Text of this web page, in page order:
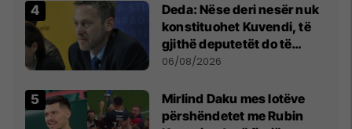
Deda: Nëse deri nesër nuk
konstituohet Kuvendi, të
gjithë deputetët do të
bëjnë shkelje të rëndë
06/08/2026
Mirlind Daku mes lotëve
përshëndetet me Rubin